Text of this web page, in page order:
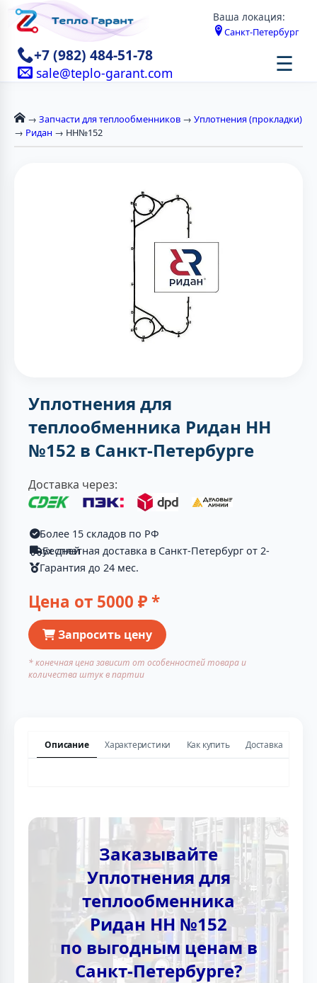
Ваша локация:
Санкт-Петербург
+7 (982) 484-51-78
sale@teplo-garant.com ☰
→ Запчасти для теплообменников → Уплотнения (прокладки)
→ Ридан → НН№152
Уплотнения для
теплообменника Ридан НН
№152 в Санкт-Петербурге
Доставка через:
Более 15 складов по РФ
Бесплатная доставка в Санкт-Петербург от 2-ух дней
Гарантия до 24 мес.
Цена от 5000 ₽ *
Запросить цену
* конечная цена зависит от особенностей товара и
количества штук в партии
Описание Характеристики Как купить Доставка
Заказывайте
Уплотнения для
теплообменника
Ридан НН №152
по выгодным ценам в
Санкт-Петербурге?